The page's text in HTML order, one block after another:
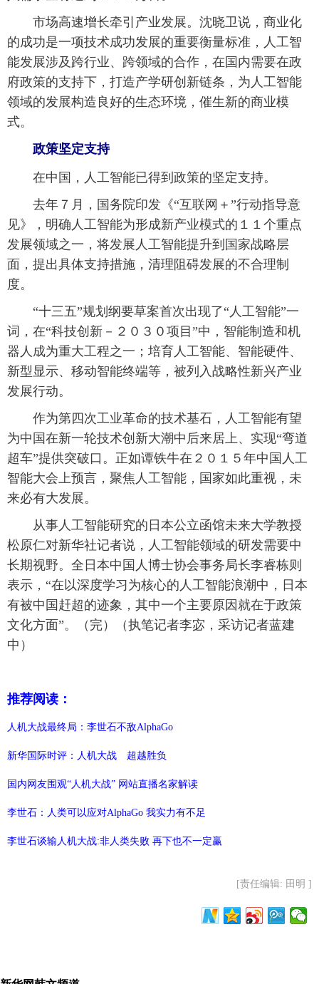
市场高速增长牵引产业发展。沈晓卫说，商业化
的成功是一项技术成功发展的重要衡量标准，人工智
能发展涉及跨行业、跨领域的合作，在国内需要在政
府政策的支持下，打造产学研创新链条，为人工智能
领域的发展构造良好的生态环境，催生新的商业模
式。
政策坚定支持
在中国，人工智能已得到政策的坚定支持。
去年７月，国务院印发《“互联网＋”行动指导意
见》，明确人工智能为形成新产业模式的１１个重点
发展领域之一，将发展人工智能提升到国家战略层
面，提出具体支持措施，清理阻碍发展的不合理制
度。
“十三五”规划纲要草案首次出现了“人工智能”一
词，在“科技创新－２０３０项目”中，智能制造和机
器人成为重大工程之一；培育人工智能、智能硬件、
新型显示、移动智能终端等，被列入战略性新兴产业
发展行动。
作为第四次工业革命的技术基石，人工智能有望
为中国在新一轮技术创新大潮中后来居上、实现“弯道
超车”提供突破口。正如谭铁牛在２０１５年中国人工
智能大会上预言，聚焦人工智能，国家如此重视，未
来必有大发展。
从事人工智能研究的日本公立函馆未来大学教授
松原仁对新华社记者说，人工智能领域的研发需要中
长期视野。全日本中国人博士协会事务局长李睿栋则
表示，“在以深度学习为核心的人工智能浪潮中，日本
有被中国赶超的迹象，其中一个主要原因就在于政策
文化方面”。（完）（执笔记者李宓，采访记者蓝建
中）
推荐阅读：
人机大战最终局：李世石不敌AlphaGo
新华国际时评：人机大战 超越胜负
国内网友围观“人机大战” 网站直播名家解读
李世石：人类可以应对AlphaGo 我实力有不足
李世石谈输人机大战:非人类失败 再下也不一定赢
[责任编辑: 田明 ]